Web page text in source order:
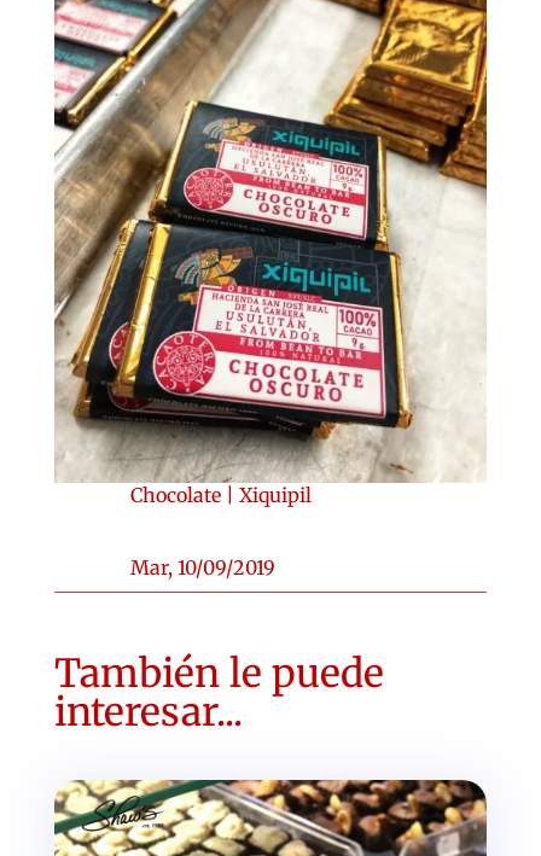
Chocolate| Xiquipil
Mar, 10/09/2019
También le puede
interesar...